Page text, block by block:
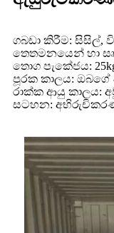
ගබඩා කිරීම: සිසිල්,
තෙතමනයෙන් හා
තොග පැකේජය:
පූරක කාලය:
රාක්ක ආයු කාලය:
සටහන: